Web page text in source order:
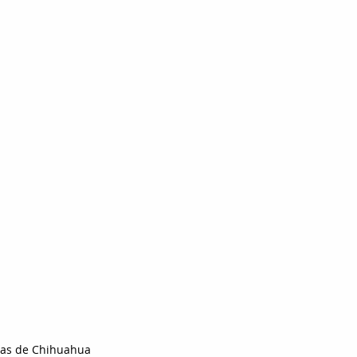
de Chihuahua